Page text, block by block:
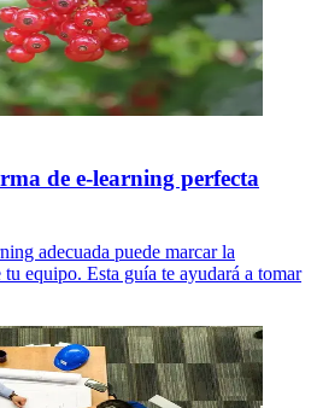
de e-learning perfecta
adecuada puede marcar la
equipo. Esta guía te ayudará a tomar